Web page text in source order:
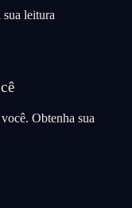
sua leitura
Obtenha sua